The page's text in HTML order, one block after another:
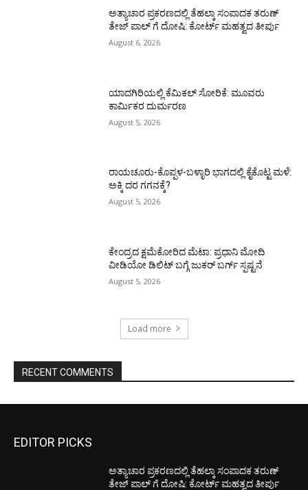
ಅತ್ಯಾಚಾರ ಪ್ರಕರಣದಲ್ಲಿ ತೆಹಲ್ಕಾ ಸಂಪಾದಕ ತರುಣ್‌
ತೇಜ್‌ ಪಾಲ್‌ ಗೆ ದೋಷಿ: ಕೋರ್ಟ್‌ ಮಹತ್ವದ ತೀರ್ಪು
August 6, 2026
ಯಾದಗಿರಿಯಲ್ಲಿ ಕೆಮಿಕಲ್ ಸೋರಿಕೆ: ಮೂವರು
ಕಾರ್ಮಿಕರ ದುರ್ಮರಣ
August 5, 2026
ರಾಯಚೂರು-ಕೊಪ್ಪಳ-ಬಳ್ಳಾರಿ ಭಾಗದಲ್ಲಿ ಕೈಕೊಟ್ಟ ಮಳೆ:
ಅಕ್ಕಿ ದರ ಗಗನಕ್ಕೆ?
August 5, 2026
ಕೇಂದ್ರದ ಕ್ಷಮೆಕೋರಿದ ಮೆಟಾ: ಪ್ರಧಾನಿ ಮೋದಿ
ವೀಡಿಯೋ ಡಿಲಿಟ್ ಬಗ್ಗೆ ಜುಕರ್ ಬರ್ಗ್ ಸ್ಪಷ್ಟನೆ
August 5, 2026
Load more
RECENT COMMENTS
EDITOR PICKS
ಅತ್ಯಾಚಾರ ಪ್ರಕರಣದಲ್ಲಿ ತೆಹಲ್ಕಾ ಸಂಪಾದಕ ತರುಣ್‌
ತೇಜ್‌ ಪಾಲ್‌ ಗೆ ದೋಷಿ: ಕೋರ್ಟ್‌ ಮಹತ್ವದ ತೀರ್ಪು